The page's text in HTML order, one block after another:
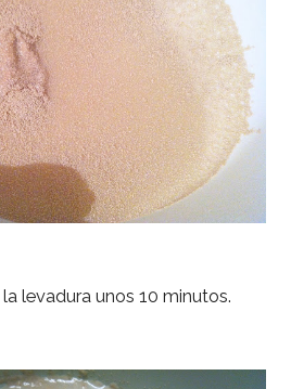
levadura unos 10 minutos.